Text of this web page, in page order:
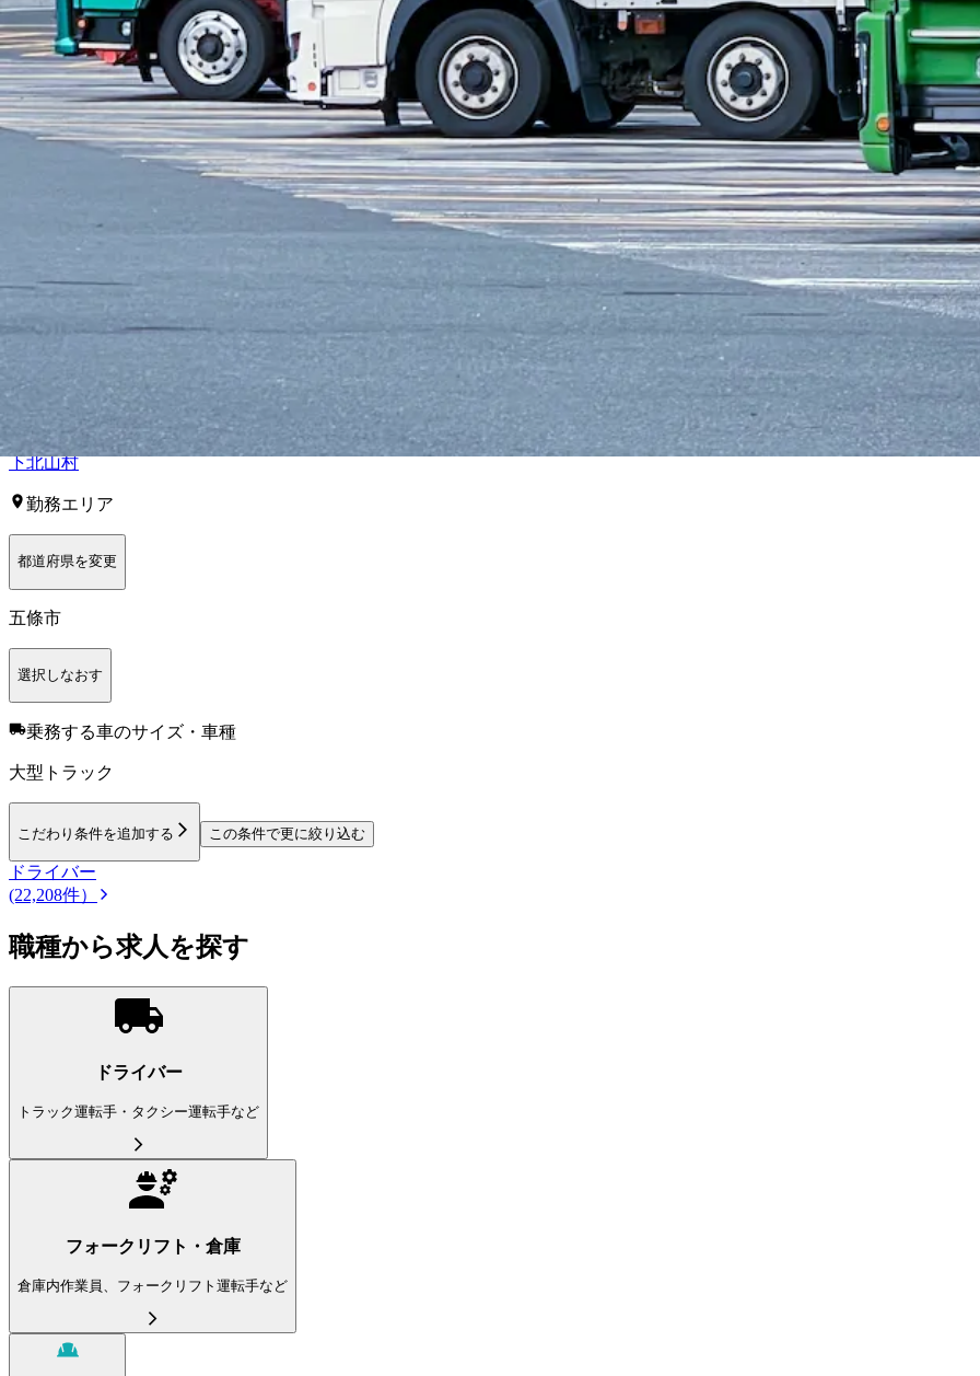
勤務地
奈良県五條市
大型トラック・大型免許ダンプ未経験者歓迎シニア歓迎日勤のみ夏季休暇週休2日
気になる 詳しく見る
奈良県 内の市区町村の大型トラック・大型免許 ドライバー 求人を探す
奈良市 大和高田市 大和郡山市 橿原市 桜井市 五條市御所市 生駒市葛城市 磯城郡川西町 磯城郡三宅町 北葛城郡上牧町 北葛
下北山村
勤務エリア
都道府県を変更
五條市
選択しなおす
乗務する車のサイズ・車種
大型トラック
こだわり条件を追加する この条件で更に絞り込む
ドライバー
(22,208件）
職種から求人を探す
ドライバー
トラック運転手・タクシー運転手など
フォークリフト・倉庫
倉庫内作業員、フォークリフト運転手など